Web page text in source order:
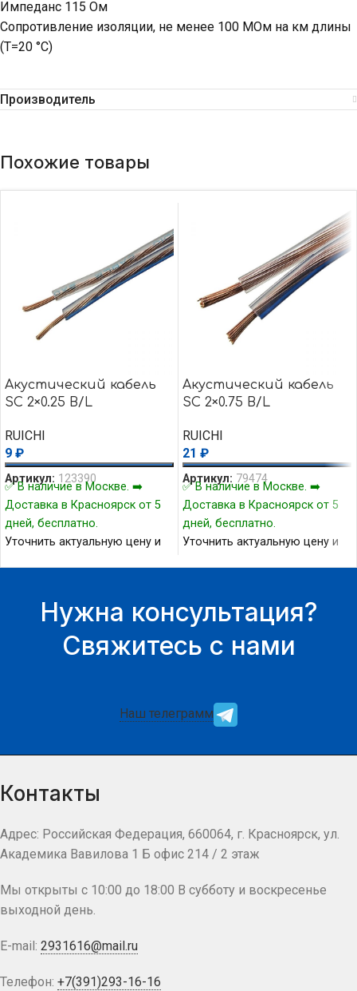
Импеданс 115 Ом
Сопротивление изоляции, не менее 100 МОм на км длины
(Т=20 °С)
Производитель
Похожие товары
Акустический кабель
SC 2×0.25 B/L
RUICHI
9 ₽
Артикул: 123390
✅ В наличие в Москве. ➡️
Доставка в Красноярск от 5
дней, бесплатно.
Уточнить актуальную цену и
Акустический кабель
SC 2×0.75 B/L
RUICHI
21 ₽
Артикул: 79474
✅ В наличие в Москве. ➡️
Доставка в Красноярск от 5
дней, бесплатно.
Уточнить актуальную цену и
Нужна консультация?
Свяжитесь с нами
Наш телеграмм
Контакты
Адрес: Российская Федерация, 660064, г. Красноярск, ул.
Академика Вавилова 1 Б офис 214 / 2 этаж
Мы открыты с 10:00 до 18:00 В субботу и воскресенье
выходной день.
E-mail: 2931616@mail.ru
Телефон: +7(391)293-16-16